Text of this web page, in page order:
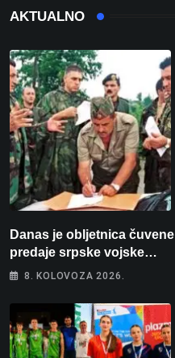
AKTUALNO
Danas je obljetnica čuvene
predaje srpske vojske
generalu Petru Stipetiću
8. KOLOVOZA 2026.